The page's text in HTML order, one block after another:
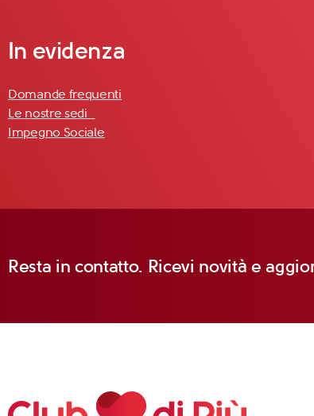
In evidenza
Domande frequenti
Le nostre sedi
Impegno Sociale
Resta in contatto. Ricevi novità e